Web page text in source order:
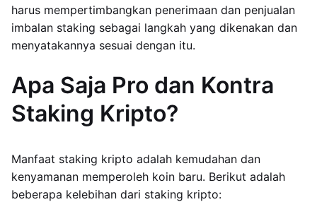
harus mempertimbangkan penerimaan dan penjualan
imbalan staking sebagai langkah yang dikenakan dan
menyatakannya sesuai dengan itu.
Apa Saja Pro dan Kontra
Staking Kripto?
Manfaat staking kripto adalah kemudahan dan
kenyamanan memperoleh koin baru. Berikut adalah
beberapa kelebihan dari staking kripto: